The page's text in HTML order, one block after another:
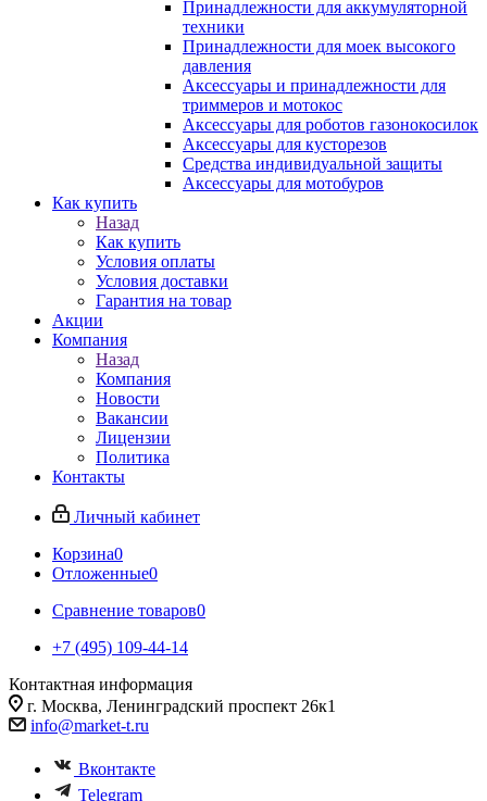
Принадлежности для аккумуляторной
техники
Принадлежности для моек высокого
давления
Аксессуары и принадлежности для
триммеров и мотокос
Аксессуары для роботов газонокосилок
Аксессуары для кусторезов
Средства индивидуальной защиты
Аксессуары для мотобуров
Как купить
Назад
Как купить
Условия оплаты
Условия доставки
Гарантия на товар
Акции
Компания
Назад
Компания
Новости
Вакансии
Лицензии
Политика
Контакты
Личный кабинет
Корзина0
Отложенные0
Сравнение товаров0
+7 (495) 109-44-14
Контактная информация
г. Москва, Ленинградский проспект 26к1
info@market-t.ru
Вконтакте
Telegram